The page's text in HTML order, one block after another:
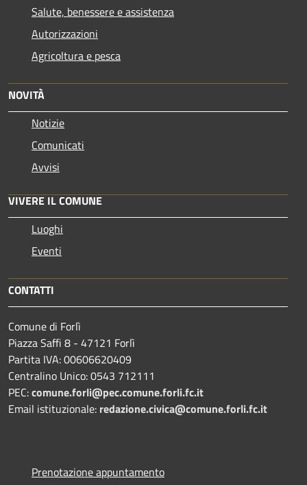
Salute, benessere e assistenza
Autorizzazioni
Agricoltura e pesca
NOVITÀ
Notizie
Comunicati
Avvisi
VIVERE IL COMUNE
Luoghi
Eventi
CONTATTI
Comune di Forlì
Piazza Saffi 8 - 47121 Forlì
Partita IVA: 00606620409
Centralino Unico: 0543 712111
PEC:comune.forli@pec.comune.forli.fc.it
Email istituzionale: redazione.civica@comune.forli.fc.it
Prenotazione appuntamento